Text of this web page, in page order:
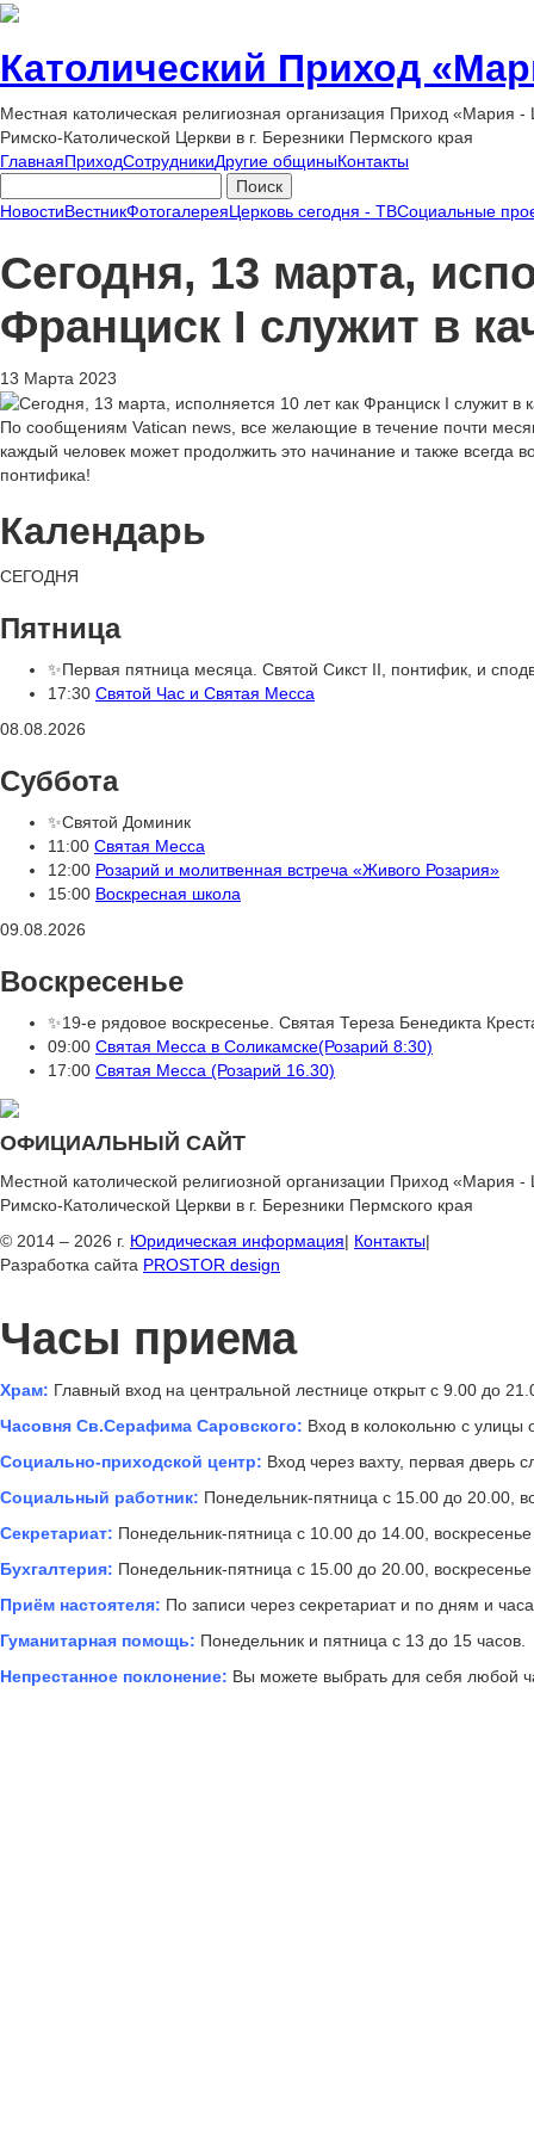
Католический Приход
Местная католическая религиозная организация Приход «Мария
Римско-Католической Церкви в г. Березники Пермского края
ГлавнаяПриходСотрудникиДругие общиныКонтакты
НовостиВестникФотогалереяЦерковь сегодня - ТВСоциальные
Сегодня, 13 марта,
Франциск I служит в
13 Марта 2023
По сообщениям Vatican news, все желающие в течение почти
каждый человек может продолжить это начинание и также всегда
понтифика!
Календарь
СЕГОДНЯ
Пятница
✨Первая пятница месяца. Святой Сикст II, понтифик, и
17:30 Святой Час и Святая Месса
08.08.2026
Суббота
✨Святой Доминик
11:00 Святая Месса
12:00 Розарий и молитвенная встреча «Живого Розария»
15:00 Воскресная школа
09.08.2026
Воскресенье
✨19-е рядовое воскресенье. Святая Тереза Бенедикта
09:00 Святая Месса в Соликамске(Розарий 8:30)
17:00 Святая Месса (Розарий 16.30)
ОФИЦИАЛЬНЫЙ САЙТ
Местной католической религиозной организации Приход «Мария
Римско-Католической Церкви в г. Березники Пермского края
© 2014 – 2026 г. Юридическая информация| Контакты|
Разработка сайта PROSTOR design
Часы приема
Храм: Главный вход на центральной лестнице открыт с 9.00 до
Часовня Св.Серафима Саровского: Вход в колокольню с улицы
Социально-приходской центр: Вход через вахту, первая дверь
Социальный работник: Понедельник-пятница с 15.00 до 20.00,
Секретариат: Понедельник-пятница с 10.00 до 14.00,
Бухгалтерия: Понедельник-пятница с 15.00 до 20.00,
Приём настоятеля: По записи через секретариат и по дням и
Гуманитарная помощь: Понедельник и пятница с 13 до 15 часов.
Непрестанное поклонение: Вы можете выбрать для себя любой